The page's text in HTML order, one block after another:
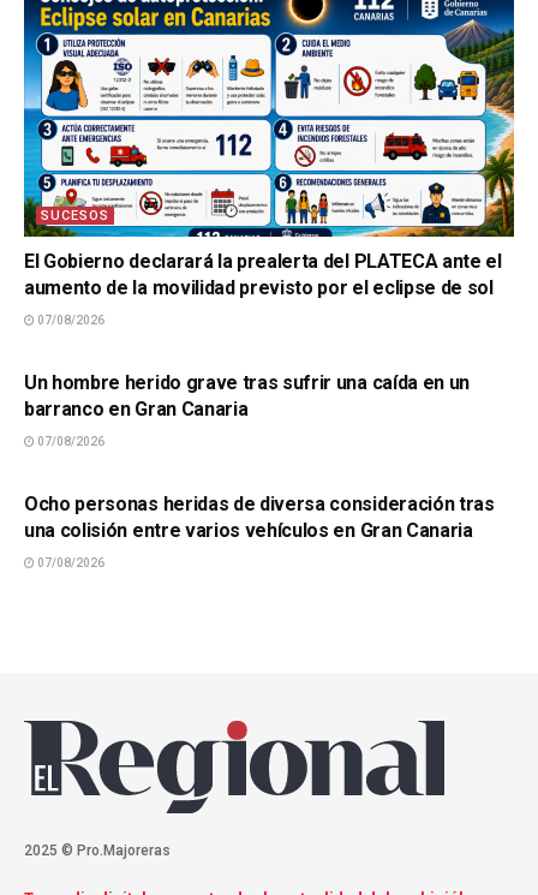
SUCESOS
El Gobierno declarará la prealerta del PLATECA ante el
aumento de la movilidad previsto por el eclipse de sol
07/08/2026
Un hombre herido grave tras sufrir una caída en un
barranco en Gran Canaria
07/08/2026
Ocho personas heridas de diversa consideración tras
una colisión entre varios vehículos en Gran Canaria
07/08/2026
2025 © Pro.Majoreras